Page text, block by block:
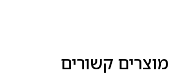
מוצרים קשורים